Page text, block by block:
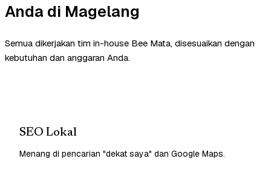
Anda di Magelang
Semua dikerjakan tim in-house Bee Mata, disesuaikan dengan
kebutuhan dan anggaran Anda.
SEO Lokal
Menang di pencarian "dekat saya" dan Google Maps.